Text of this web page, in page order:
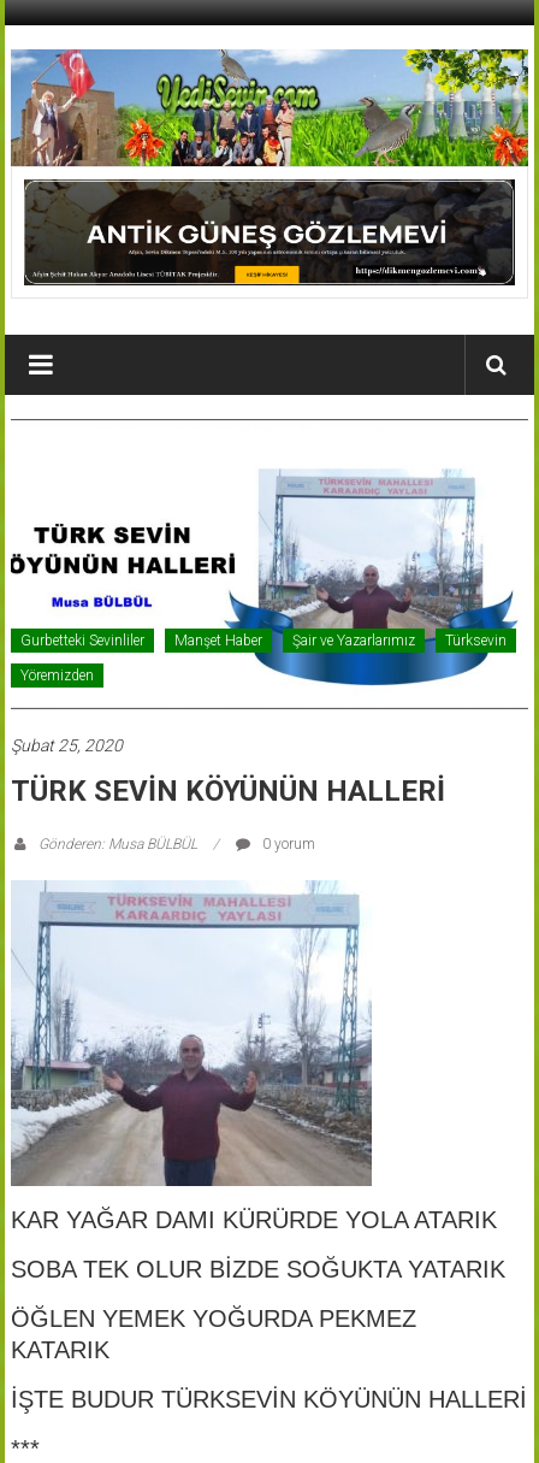
İçeriğe
AFŞİN
YEDİSEVİN
HABER
Köyleri
Gurbetteki Sevinliler Manşet Haber Şair ve Yazarlarımız Türksevin
Yöremizden
Şubat 25, 2020
TÜRK SEVİN KÖYÜNÜN HALLERİ
Gönderen: Musa BÜLBÜL 0 yorum
KAR YAĞAR DAMI KÜRÜRDE YOLA ATARIK
SOBA TEK OLUR BİZDE SOĞUKTA YATARIK
ÖĞLEN YEMEK YOĞURDA PEKMEZ
KATARIK
İŞTE BUDUR TÜRKSEVİN KÖYÜNÜN HALLERİ
***